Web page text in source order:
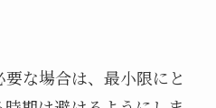
な場合は、最小限にと